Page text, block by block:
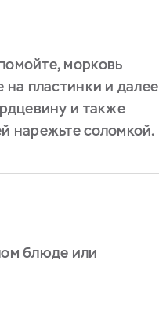
морковь
на пластинки и далее
и также
нарежьте соломкой.
блюде или